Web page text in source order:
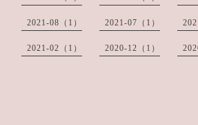
2021-08（1） 2021-07（1）
2021-02（1） 2020-12（1）